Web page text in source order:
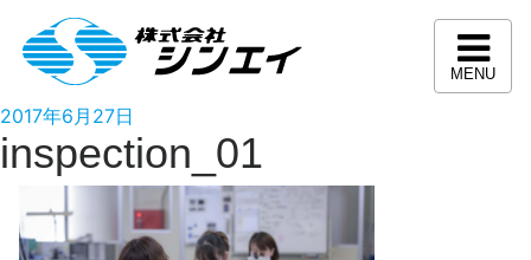
ツ
へ
MENU
投
稿
日:
2017年6月27日
inspection_01